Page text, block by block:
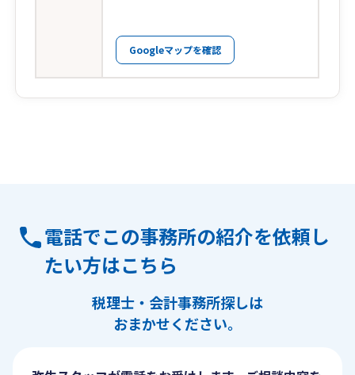
Googleマップを確認
電話でこの事務所の紹介を依頼し
たい方はこちら
税理士・会計事務所探しは
おまかせください。